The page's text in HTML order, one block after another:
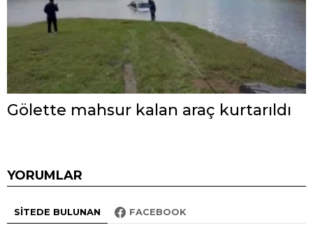
Gölette mahsur kalan araç kurtarıldı
YORUMLAR
SITEDE BULUNAN FACEBOOK